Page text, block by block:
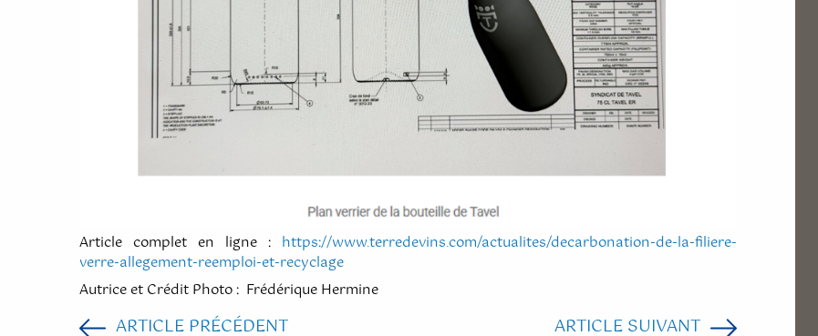
Article complet en ligne : https://www.terredevins.com/actualites/decarbonation-de-la-filiere-
verre-allegement-reemploi-et-recyclage
Autrice et Crédit Photo : Frédérique Hermine
ARTICLE PRÉCÉDENT ARTICLE SUIVANT